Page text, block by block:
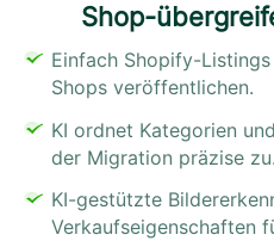
Shop-
Einfach Shopify-
Shops veröffentlichen.
KI ordnet Kategorien
der Migration präzise zu.
KI-gestützte
Verkaufseigenschaften